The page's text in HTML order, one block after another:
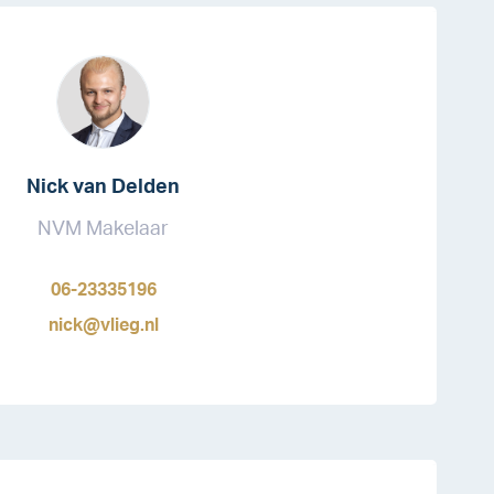
Nick van Delden
NVM Makelaar
06-23335196
nick@vlieg.nl